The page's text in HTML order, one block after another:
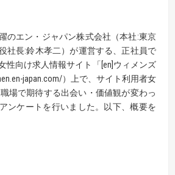
のエン・ジャパン株式会社（本社:東京
社長:鈴木孝二）が運営する、正社員で
性向け求人情報サイト「[en]ウィメンズ
japan.com/）上で、サイト利用者女
場で期待する出会い・価値観が変わっ
ンケートを行いました。以下、概要を